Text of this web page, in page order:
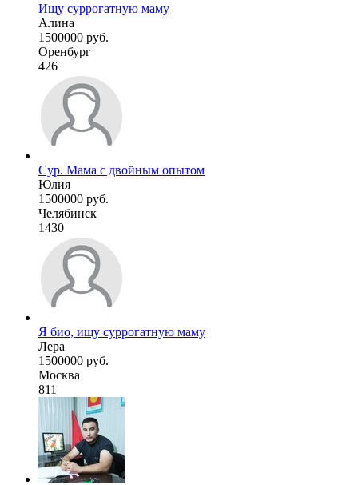
Ищу суррогатную маму
Алина
1500000 руб.
Оренбург
426
Сур. Мама с двойным опытом
Юлия
1500000 руб.
Челябинск
1430
Я био, ищу суррогатную маму
Лера
1500000 руб.
Москва
811